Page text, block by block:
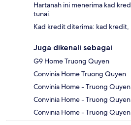
Hartanah ini menerima kad
tunai.
Kad kredit diterima: kad
Juga dikenali sebagai
G9 Home Truong Quyen
Convinia Home Truong Quyen
Convinia Home - Truong
Convinia Home - Truong
Convinia Home - Truong